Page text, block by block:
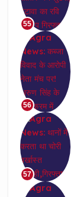
55
56
57